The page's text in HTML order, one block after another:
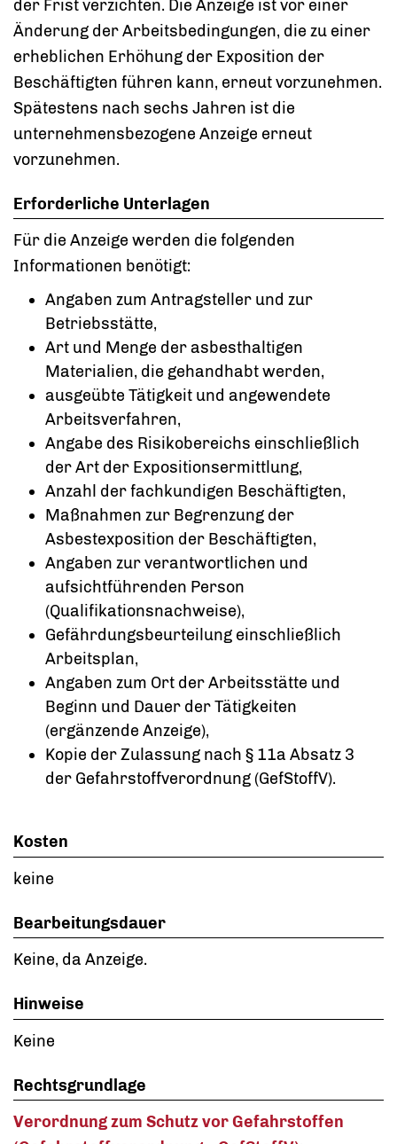
der Frist verzichten. Die Anzeige ist vor einer
Änderung der Arbeitsbedingungen, die zu einer
erheblichen Erhöhung der Exposition der
Beschäftigten führen kann, erneut vorzunehmen.
Spätestens nach sechs Jahren ist die
unternehmensbezogene Anzeige erneut
vorzunehmen.
Erforderliche Unterlagen
Für die Anzeige werden die folgenden
Informationen benötigt:
Angaben zum Antragsteller und zur
Betriebsstätte,
Art und Menge der asbesthaltigen
Materialien, die gehandhabt werden,
ausgeübte Tätigkeit und angewendete
Arbeitsverfahren,
Angabe des Risikobereichs einschließlich
der Art der Expositionsermittlung,
Anzahl der fachkundigen Beschäftigten,
Maßnahmen zur Begrenzung der
Asbestexposition der Beschäftigten,
Angaben zur verantwortlichen und
aufsichtführenden Person
(Qualifikationsnachweise),
Gefährdungsbeurteilung einschließlich
Arbeitsplan,
Angaben zum Ort der Arbeitsstätte und
Beginn und Dauer der Tätigkeiten
(ergänzende Anzeige),
Kopie der Zulassung nach § 11a Absatz 3
der Gefahrstoffverordnung (GefStoffV).
Kosten
keine
Bearbeitungsdauer
Keine, da Anzeige.
Hinweise
Keine
Rechtsgrundlage
Verordnung zum Schutz vor Gefahrstoffen